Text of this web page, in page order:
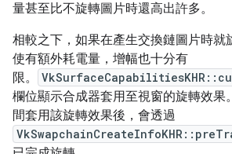
量甚至比不旋轉圖片時還高出許多。
相較之下，如果在產生交換鏈圖片時就
使有額外耗電量，增幅也十分有
限。
欄位顯示合成器套用至視窗的旋轉效果
間套用該旋轉效果後，會透過